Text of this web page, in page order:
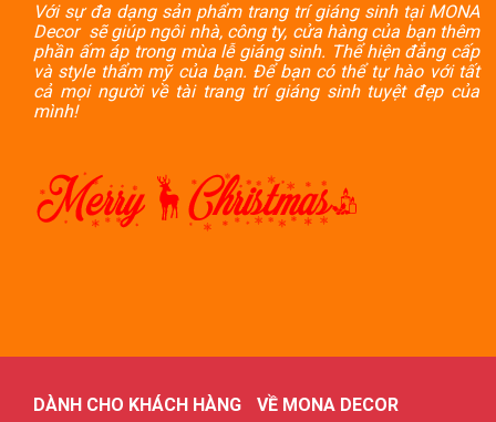
Với sự đa dạng sản phẩm trang trí giáng sinh tại MONA
Decor sẽ giúp ngôi nhà, công ty, cửa hàng của bạn thêm
phần ấm áp trong mùa lễ giáng sinh. Thể hiện đẳng cấp
và style thẩm mỹ của bạn. Để bạn có thể tự hào với tất
cả mọi người về tài trang trí giáng sinh tuyệt đẹp của
mình!
DÀNH CHO KHÁCH HÀNG VỀ MONA DECOR